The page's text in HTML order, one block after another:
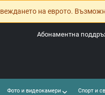
на еврото.
Абонаментна
Фото и видеокамери Спорт и